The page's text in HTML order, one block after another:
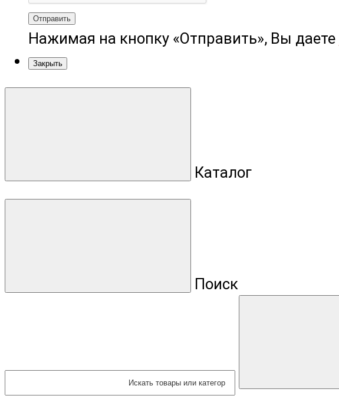
Отправить
Нажимая на кнопку «Отправить», Вы даете
Закрыть
Каталог
Поиск